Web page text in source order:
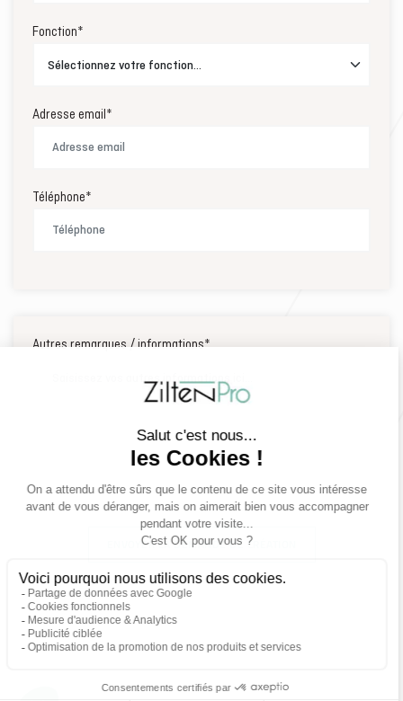
Fonction*
Adresse email*
Téléphone*
Autres remarques / informations*